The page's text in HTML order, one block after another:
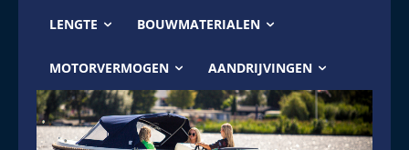
LENGTE BOUWMATERIALEN
MOTORVERMOGEN AANDRIJVINGEN